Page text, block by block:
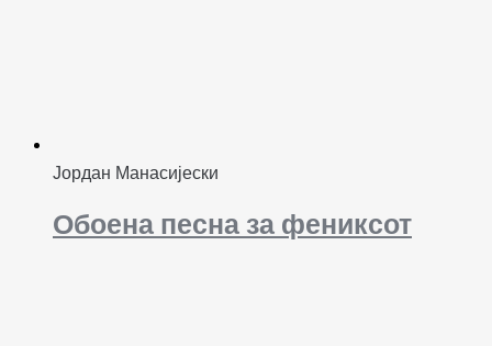
Јордан Манасијески
Обоена песна за фениксот